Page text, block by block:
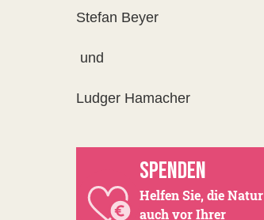
Stefan Beyer
und
Ludger Hamacher
SPENDEN
Helfen Sie, die Natur
auch vor Ihrer